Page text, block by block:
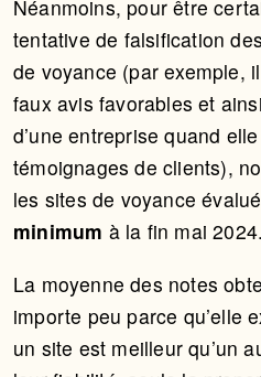
Néanmoins, pour être
tentative de falsification
de voyance (par exemple,
faux avis favorables et
d’une entreprise quand
témoignages de clients),
les sites de voyance
minimum à la fin mai 2024.
La moyenne des notes
importe peu parce qu’elle
un site est meilleur qu’un